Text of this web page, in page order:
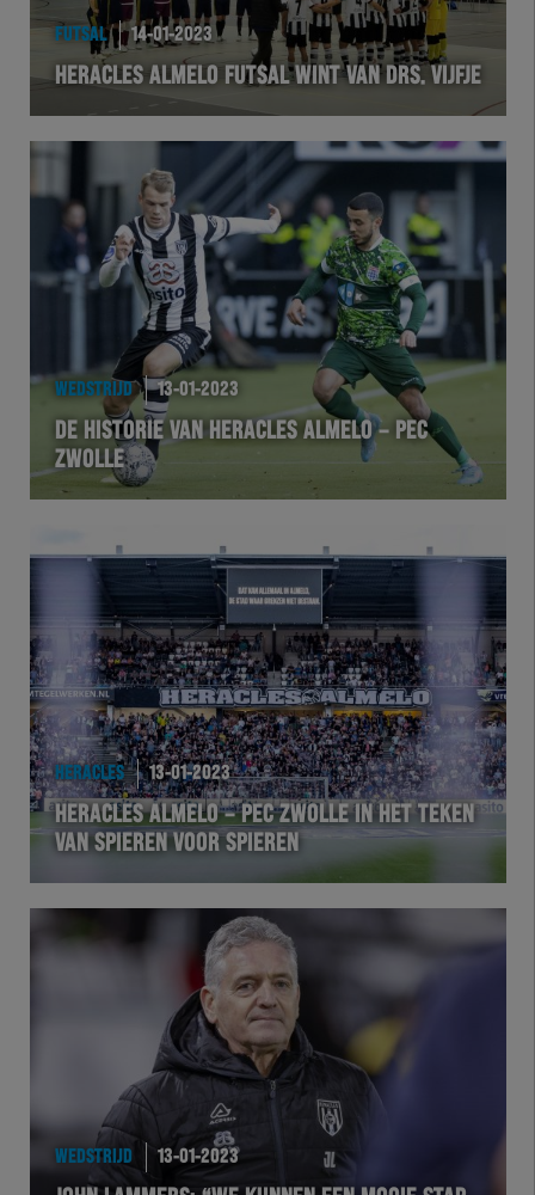
EXCHER
Natuurgras
Wedstrijd
BusinessClub
Foundation
Futsal
eSports
Academie
FUTSAL 14-01-2023
HERACLES ALMELO FUTSAL WINT VAN DRS. VIJFJE
WEDSTRIJD 13-01-2023
DE HISTORIE VAN HERACLES ALMELO – PEC
ZWOLLE
HERACLES 13-01-2023
HERACLES ALMELO – PEC ZWOLLE IN HET TEKEN
VAN SPIEREN VOOR SPIEREN
WEDSTRIJD 13-01-2023